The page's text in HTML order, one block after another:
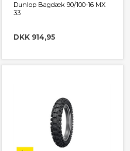
Dunlop Bagdæk 90/100-16 MX
33
DKK 914,95